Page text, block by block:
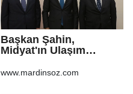
Başkan Şahin,
Midyat'ın Ulaşım
Taşıdı
www.mardinsoz.com